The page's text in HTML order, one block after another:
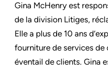
Gina McHenry est
de la division Litiges,
Elle a plus de 10 ans
fourniture de services de
éventail de clients. Gina